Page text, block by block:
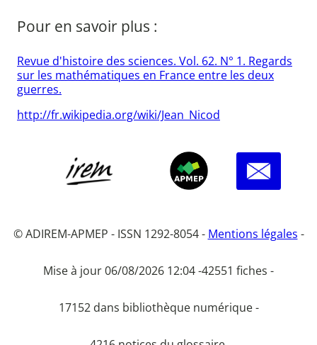
Pour en savoir plus :
Revue d'histoire des sciences. Vol. 62. N° 1. Regards
sur les mathématiques en France entre les deux
guerres.
http://fr.wikipedia.org/wiki/Jean_Nicod
© ADIREM-APMEP - ISSN 1292-8054 - Mentions légales -
Mise à jour 06/08/2026 12:04 -42551 fiches -
17152 dans bibliothèque numérique -